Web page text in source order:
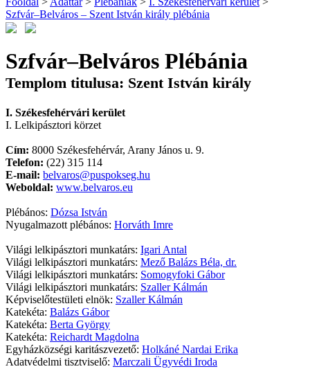
Szfvár–Belváros – Szent István király plébánia
Szfvár–Belváros Plébánia
Templom titulusa: Szent István király
I. Székesfehérvári kerület
I. Lelkipásztori körzet
Cím: 8000 Székesfehérvár, Arany János u. 9.
Telefon: (22) 315 114
E-mail: belvaros@puspokseg.hu
Weboldal: www.belvaros.eu
Plébános: Dózsa István
Nyugalmazott plébános: Horváth Imre
Világi lelkipásztori munkatárs: Igari Antal
Világi lelkipásztori munkatárs: Mező Balázs Béla, dr.
Világi lelkipásztori munkatárs: Somogyfoki Gábor
Világi lelkipásztori munkatárs: Szaller Kálmán
Képviselőtestületi elnök: Szaller Kálmán
Katekéta: Balázs Gábor
Katekéta: Berta György
Katekéta: Reichardt Magdolna
Egyházközségi karitászvezető: Holkáné Nardai Erika
Adatvédelmi tisztviselő: Marczali Ügyvédi Iroda